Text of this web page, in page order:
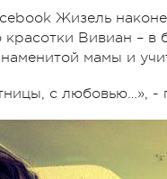
Жизель
Вивиан – в
мамы и
с любовью…»,